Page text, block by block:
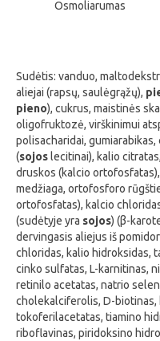
Osmoliarumas
Sudėtis: vanduo,
aliejai (rapsų, saulėgrąžų),
pieno), cukrus, maistinės
oligofruktozė, virškinimui
polisacharidai,
(sojos lecitinai), kalio
druskos (kalcio
medžiaga, ortofosforo
ortofosfatas), kalcio
(sudėtyje yra sojos) (β-
dervingasis aliejus iš
chloridas, kalio hidroksidas,
cinko sulfatas, L-karnitinas,
retinilo acetatas, natrio
cholekalciferolis, D-biotinas,
tokoferilacetatas, tiamino
riboflavinas, piridoksino